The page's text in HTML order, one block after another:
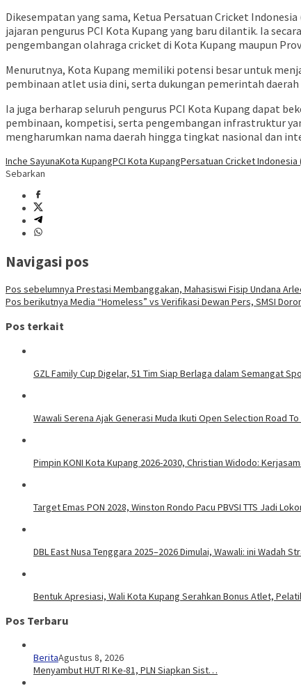
Dikesempatan yang sama, Ketua Persatuan Cricket
jajaran pengurus PCI Kota Kupang yang baru dilantik. Ia
pengembangan olahraga cricket di Kota Kupang maupun
Menurutnya, Kota Kupang memiliki potensi besar untuk
pembinaan atlet usia dini, serta dukungan pemerintah
Ia juga berharap seluruh pengurus PCI Kota Kupang dapat
pembinaan, kompetisi, serta pengembangan infrastruktur
mengharumkan nama daerah hingga tingkat nasional dan
Inche SayunaKota KupangPCI Kota KupangPersatuan Cricket Indonesia
Sebarkan
Navigasi pos
Pos sebelumnya Prestasi Membanggakan, Mahasiswi Fisip Undana
Pos berikutnya Media “Homeless” vs Verifikasi Dewan Pers, SMSI
Pos terkait
GZL Family Cup Digelar, 51 Tim Siap Berlaga dalam Semangat
Wawali Serena Ajak Generasi Muda Ikuti Open Selection Road To
Pimpin KONI Kota Kupang 2026-2030, Christian Widodo:
Target Emas PON 2028, Winston Rondo Pacu PBVSI TTS Jadi
DBL East Nusa Tenggara 2025–2026 Dimulai, Wawali: ini Wadah
Bentuk Apresiasi, Wali Kota Kupang Serahkan Bonus Atlet,
Pos Terbaru
BeritaAgustus 8, 2026
Menyambut HUT RI Ke-81, PLN Siapkan Sist…